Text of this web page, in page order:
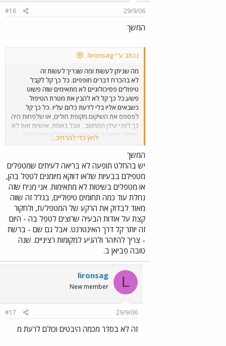
29/9/06
#16
המשך
נכתב ע"י lironsag:
מה שניתן לעשות ומה שצריך לעשות זה
לא בהכרח דברים חופפים. כל כך קל לקבל
טיפולים פסיכולוגיים לא מתאימים שזה פשוט
פשע.כל כך קל לא להבין את מטרת הטיפול
כשבאים אליו בלי לדעת כלום עליו .כל כך קל
לפספס את השיקום מקופת חולים, או שלפחות היה
כך לפני עידן המחשב . אבל באמת, אישיות זאת לא
מחלה. מסגרות בריאות נפש מכל הסוגים אלה
מותרות ולא לכולם יש כסף בשביל זה.ודווקא
אנשים שאין הפרוטה מצויה בכיסם נמצאים
בהסתברות גדולה יותר למצבי לחץ והמערכת
מטפלת בהם בנוקשות ובאטימות, וזאת מערכת
שמורכבת ממעט מאוד מסגרות של בריאות נפש ,
ולא הידידותיות שבהם .
לחץ כדי להרחיב...
המשך
יש בהחלט תופעה לא בריאה לעיתים שמטפלים
מטפילם בבעיות שלאו דווקא מיומנים לטפל בהן,
או מטפלים בשיטות לא מתאימות. אני מניח שזה
נחלת עוד כמה תחומים טיפוליים, בגלל זה שווה
מאוד לבדוק את הרקע של המטפל/ת, ולחקור
קצת על אודות הבעיה שרוצים לטפל בה - היום
זה יותר קל דרך האינטרנט. אבל גם שם - ברשת
- צריך להיזהר ולהגיע למקומות רציניים. שנה
טובה פביאן ב.
L
lironsag
New member
29/9/06
#17
זה לא בסדר מכמה היבטים וכולם לרעת מ